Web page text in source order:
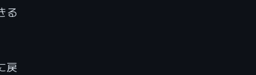
る
戻